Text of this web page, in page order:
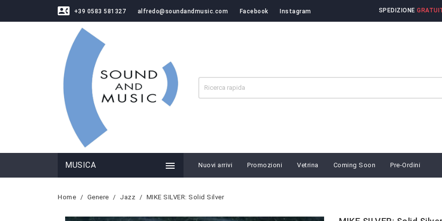
contact_phone +39 0583 581327 alfredo@soundandmusic.com Facebook Instagram SPEDIZIONE
MUSICA  Nuovi arrivi Promozioni Vetrina Coming Soon Pre-Ordini
Home Genere Jazz MIKE SILVER: Solid Silver